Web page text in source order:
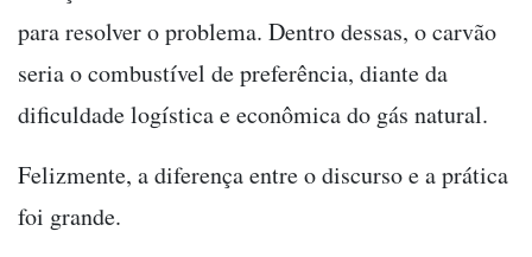
para resolver o problema. Dentro dessas, o carvão
seria o combustível de preferência, diante da
dificuldade logística e econômica do gás natural.
Felizmente, a diferença entre o discurso e a prática
foi grande.